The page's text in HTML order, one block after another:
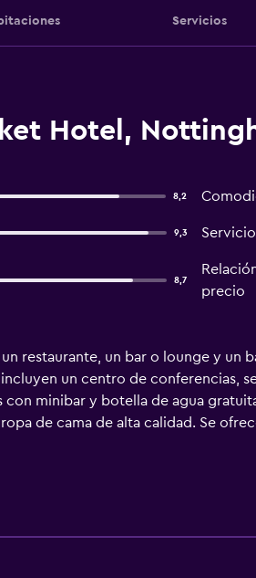
Servicios
Hotel,
8,2
9,3
8,7
precio
restaurante, un bar o lounge y un
un centro de conferencias,
con minibar y botella de agua
de cama de alta calidad. Se
con artículos de higiene
ofrece acceso a Internet wifi gratis